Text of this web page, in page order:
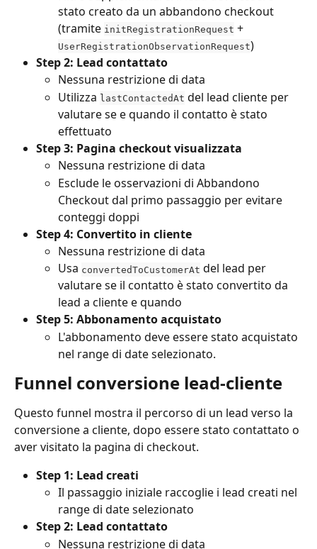
stato creato da un abbandono checkout
(tramite initRegistrationRequest +
UserRegistrationObservationRequest)
Step 2: Lead contattato
Nessuna restrizione di data
Utilizza lastContactedAt del lead cliente per
valutare se e quando il contatto è stato
effettuato
Step 3: Pagina checkout visualizzata
Nessuna restrizione di data
Esclude le osservazioni di Abbandono
Checkout dal primo passaggio per evitare
conteggi doppi
Step 4: Convertito in cliente
Nessuna restrizione di data
Usa convertedToCustomerAt del lead per
valutare se il contatto è stato convertito da
lead a cliente e quando
Step 5: Abbonamento acquistato
L'abbonamento deve essere stato acquistato
nel range di date selezionato.
Funnel conversione lead-cliente
Questo funnel mostra il percorso di un lead verso la
conversione a cliente, dopo essere stato contattato o
aver visitato la pagina di checkout.
Step 1: Lead creati
Il passaggio iniziale raccoglie i lead creati nel
range di date selezionato
Step 2: Lead contattato
Nessuna restrizione di data